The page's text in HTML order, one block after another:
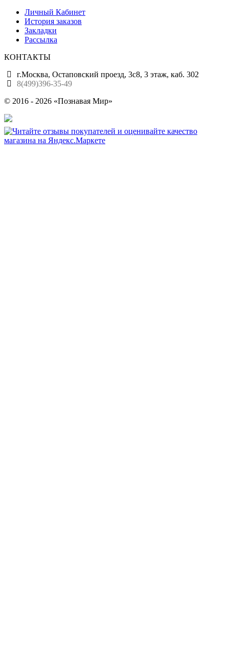
Личный Кабинет
История заказов
Закладки
Рассылка
КОНТАКТЫ
г.Москва, Остаповский проезд, 3с8, 3 этаж, каб. 302
8(499)396-35-49
© 2016 - 2026 «Познавая Мир»